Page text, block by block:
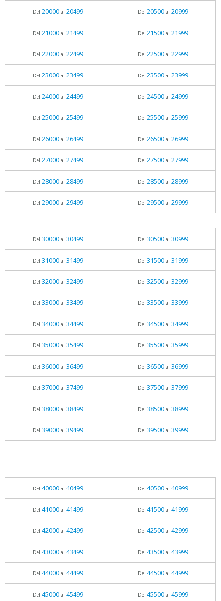
Del 20000al 20499 Del 20500al 20999
Del 21000al 21499 Del 21500al 21999
Del 22000al 22499 Del 22500al 22999
Del 23000al 23499 Del 23500al 23999
Del 24000al 24499 Del 24500al 24999
Del 25000al 25499 Del 25500al 25999
Del 26000al 26499 Del 26500al 26999
Del 27000al 27499 Del 27500al 27999
Del 28000al 28499 Del 28500al 28999
Del 29000al 29499 Del 29500al 29999
Del 30000al 30499 Del 30500al 30999
Del 31000al 31499 Del 31500al 31999
Del 32000al 32499 Del 32500al 32999
Del 33000al 33499 Del 33500al 33999
Del 34000al 34499 Del 34500al 34999
Del 35000al 35499 Del 35500al 35999
Del 36000al 36499 Del 36500al 36999
Del 37000al 37499 Del 37500al 37999
Del 38000al 38499 Del 38500al 38999
Del 39000al 39499 Del 39500al 39999
Del 40000al 40499 Del 40500al 40999
Del 41000al 41499 Del 41500al 41999
Del 42000al 42499 Del 42500al 42999
Del 43000al 43499 Del 43500al 43999
Del 44000al 44499 Del 44500al 44999
Del 45000al 45499 Del 45500al 45999